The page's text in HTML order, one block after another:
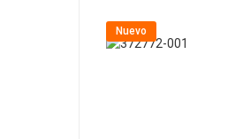
Nuevo